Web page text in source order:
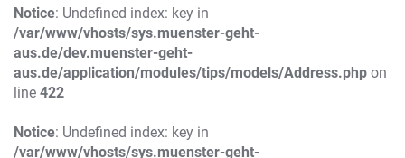
Notice: Undefined index: key in
/var/www/vhosts/sys.muenster-geht-
aus.de/dev.muenster-geht-
aus.de/application/modules/tips/models/Address.php on
line 422
Notice: Undefined index: key in
/var/www/vhosts/sys.muenster-geht-